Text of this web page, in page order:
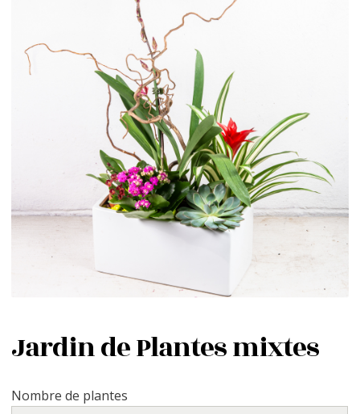
Idées cadeaux
Notre savoir-faire
Atelier floral
Décors et vitrines
Entretien des plantes
Votre mariage sur-mesure
Créations florales
Actualités
Jardin de Plantes mixtes
Nombre de plantes